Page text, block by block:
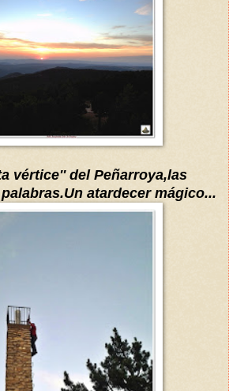
vértice'' del Peñarroya,las
atardecer mágico...